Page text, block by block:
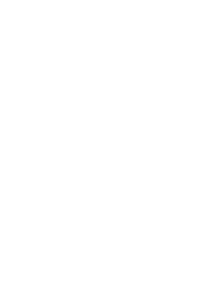
hot stamping
com pouca